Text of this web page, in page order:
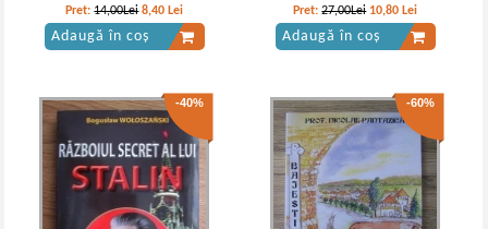
2)
Pret:14,00Lei 8,40 Lei
Adaugă în coș
Pret:27,00Lei 10,80 Lei
Adaugă în coș
-40% -60%